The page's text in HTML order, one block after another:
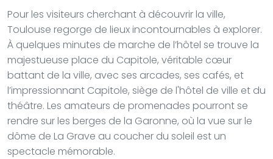
Pour les visiteurs cherchant à découvrir la ville,
Toulouse regorge de lieux incontournables à explorer.
À quelques minutes de marche de l’hôtel se trouve la
majestueuse place du Capitole, véritable cœur
battant de la ville, avec ses arcades, ses cafés, et
l’impressionnant Capitole, siège de l'hôtel de ville et du
théâtre. Les amateurs de promenades pourront se
rendre sur les berges de la Garonne, où la vue sur le
dôme de La Grave au coucher du soleil est un
spectacle mémorable.